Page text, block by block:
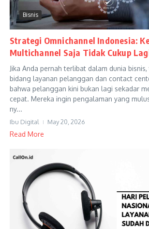
Bisnis
Strategi Omnichannel Indonesia:
Multichannel Saja Tidak Cukup
Jika Anda pernah terlibat dalam dunia
bidang layanan pelanggan dan contact
bahwa pelanggan kini bukan lagi sekadar
cepat. Mereka ingin pengalaman yang
ny...
Ibu Digital May 20, 2026
Read More